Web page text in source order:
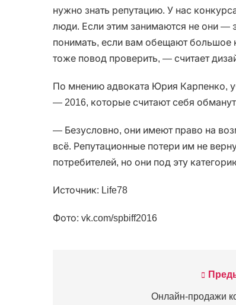
нужно знать репутацию. У нас
люди. Если этим занимаются не они —
понимать, если вам обещают большое
тоже повод проверить, — считает
По мнению адвоката Юрия Карпенко,
— 2016, которые считают себя
— Безусловно, они имеют право на
всё. Репутационные потери им не
потребителей, но они под эту
Источник: Life78
Фото: vk.com/spbiff2016
Онлайн-продажи